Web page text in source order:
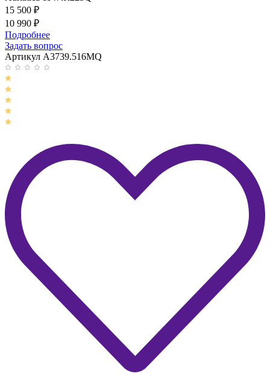
15 500 ₽
10 990 ₽
Подробнее
Задать вопрос
Артикул A3739.516MQ